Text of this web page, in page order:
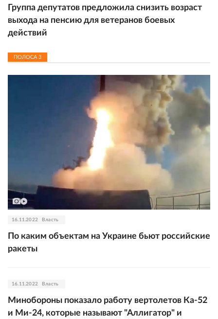
Группа депутатов предложила снизить возраст
выхода на пенсию для ветеранов боевых
действий
ПОЛОСА 3
16.11.2022 Власть
По каким объектам на Украине бьют российские
ракеты
16.11.2022 Власть
Минобороны показало работу вертолетов Ка-52
и Ми-24, которые называют "Аллигатор" и